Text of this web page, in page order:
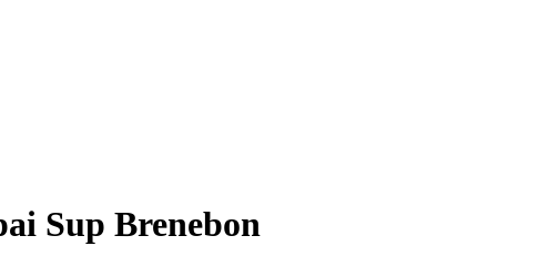
Sup Brenebon